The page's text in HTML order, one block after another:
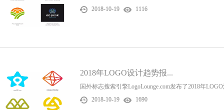
2018-10-19
1116
2018年LOGO设计趋势报...
国外标志搜索引擎LogoLounge.com发布了2018年
2018-10-19
1690